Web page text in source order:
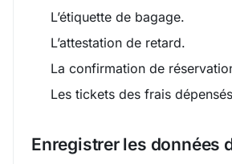
L’étiquette de bagage.
L’attestation de retard.
La confirmation de
Les tickets des frais
Enregistrer les données